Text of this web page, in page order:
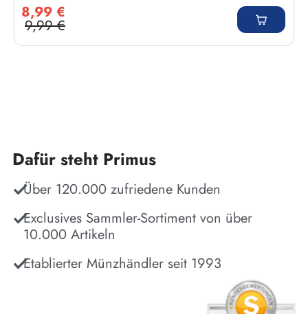
8,99 €
Regulärer Preis:
9,99 €
Dafür steht Primus
Über 120.000 zufriedene Kunden
Exclusives Sammler-Sortiment von über
10.000 Artikeln
Etablierter Münzhändler seit 1993